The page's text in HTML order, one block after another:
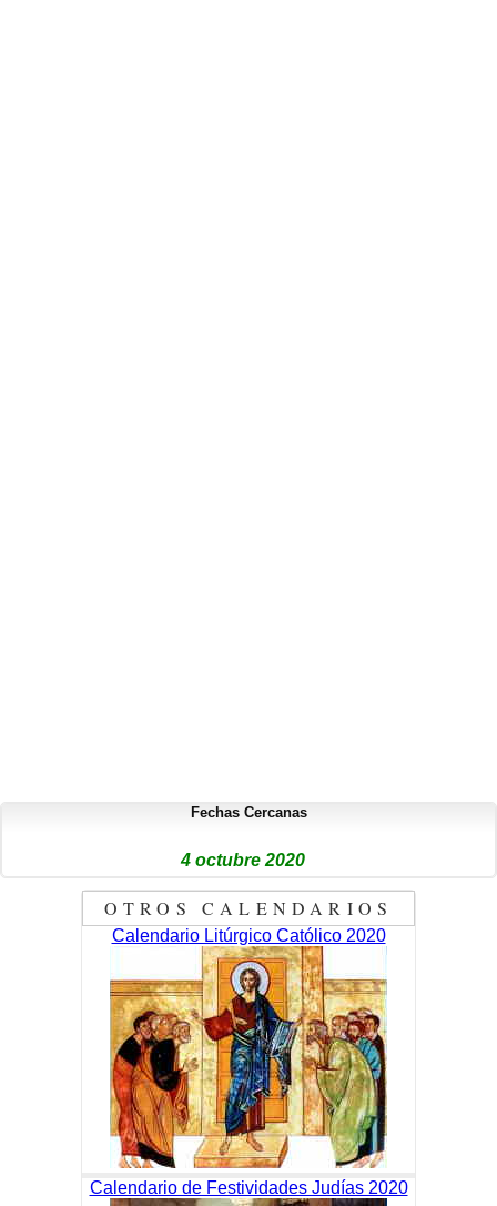
Fechas Cercanas
4 octubre 2020
OTROS CALENDARIOS
Calendario Litúrgico Católico 2020
Calendario de Festividades Judías 2020